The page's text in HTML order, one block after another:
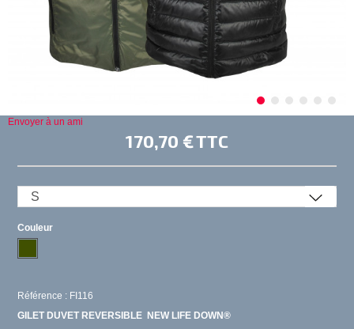
Envoyer à un ami
170,70 €TTC
Couleur
Référence : FI116
GILET DUVET REVERSIBLE NEW LIFE DOWN®